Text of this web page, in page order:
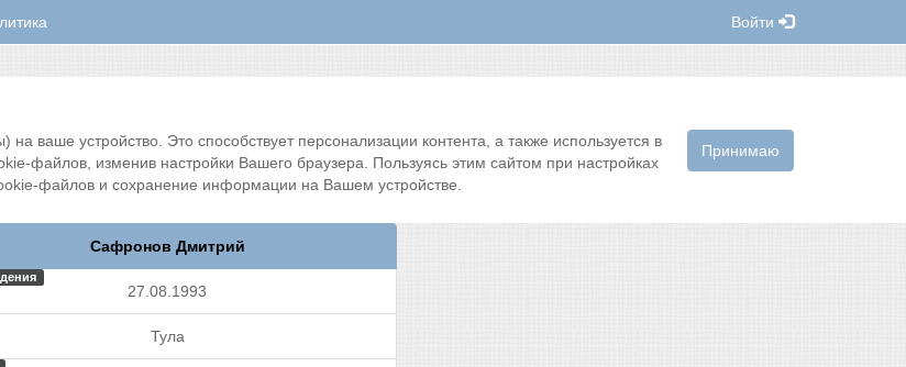
Войти
Принимаю
ваше устройство. Это способствует персонализации контента, а также используется в
файлов, изменив настройки Вашего браузера. Пользуясь этим сайтом при настройках
файлов и сохранение информации на Вашем устройстве.
Сафронов Дмитрий
27.08.1993
Тула